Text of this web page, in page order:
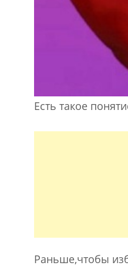
Есть такое
Раньше,чтобы